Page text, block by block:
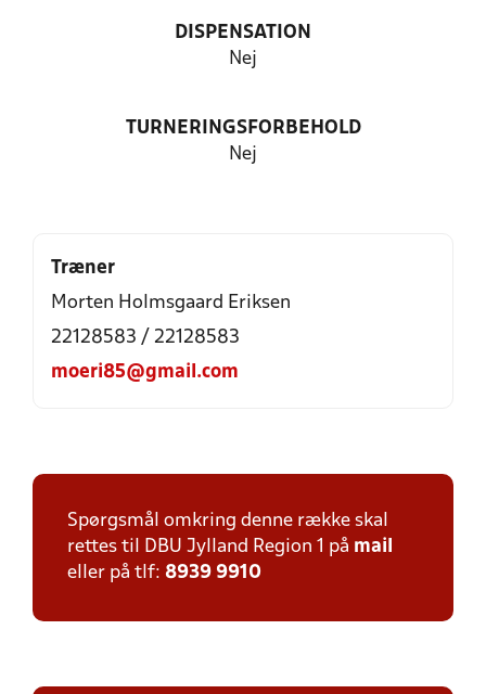
DISPENSATION
Nej
TURNERINGSFORBEHOLD
Nej
Træner
Morten Holmsgaard Eriksen
22128583 / 22128583
moeri85@gmail.com
Spørgsmål omkring denne række skal
rettes til DBU Jylland Region 1 på mail
eller på tlf: 8939 9910